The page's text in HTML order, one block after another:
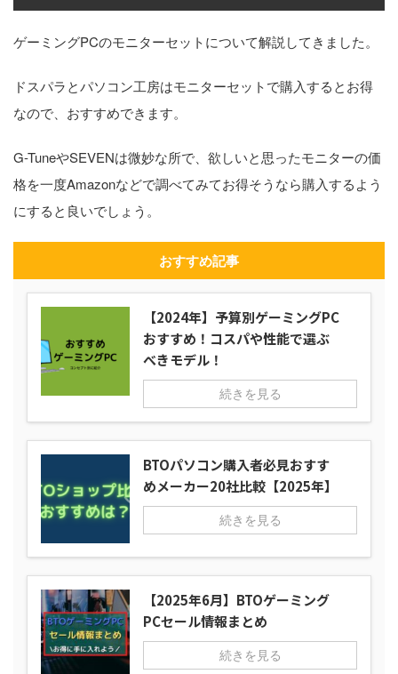
ゲーミングPCのモニターセットについて解説してきました。
ドスパラとパソコン工房はモニターセットで購入するとお得
なので、おすすめできます。
G-TuneやSEVENは微妙な所で、欲しいと思ったモニターの価
格を一度Amazonなどで調べてみてお得そうなら購入するよう
にすると良いでしょう。
おすすめ記事
【2024年】予算別ゲーミングPC
おすすめ！コスパや性能で選ぶ
べきモデル！
続きを見る
BTOパソコン購入者必見おすす
めメーカー20社比較【2025年】
続きを見る
【2025年6月】BTOゲーミング
PCセール情報まとめ
続きを見る